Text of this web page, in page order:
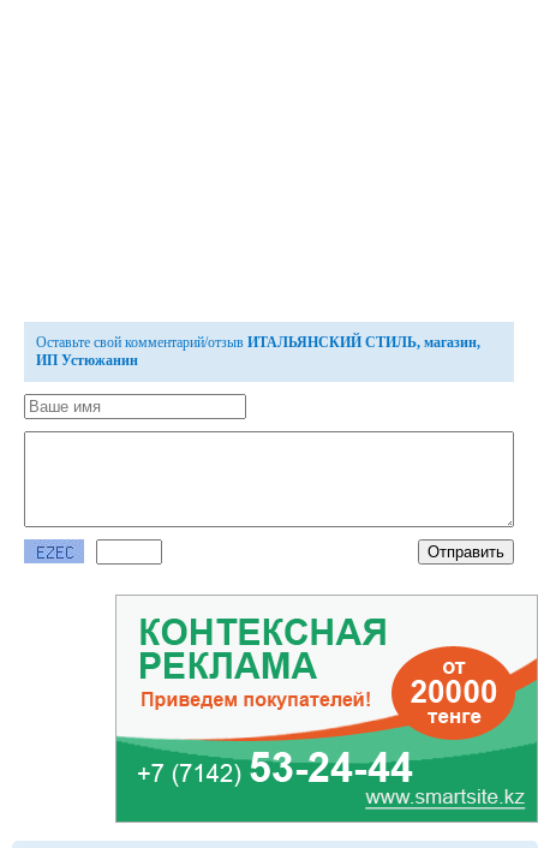
Оставьте свой комментарий/отзыв ИТАЛЬЯНСКИЙ СТИЛЬ, магазин,
ИП Устюжанин